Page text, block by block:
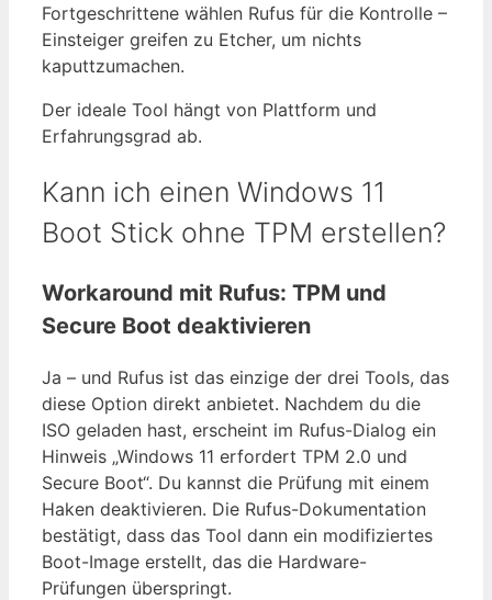
Fortgeschrittene wählen Rufus für die Kontrolle –
Einsteiger greifen zu Etcher, um nichts
kaputtzumachen.
Der ideale Tool hängt von Plattform und
Erfahrungsgrad ab.
Kann ich einen Windows 11
Boot Stick ohne TPM erstellen?
Workaround mit Rufus: TPM und
Secure Boot deaktivieren
Ja – und Rufus ist das einzige der drei Tools, das
diese Option direkt anbietet. Nachdem du die
ISO geladen hast, erscheint im Rufus-Dialog ein
Hinweis „Windows 11 erfordert TPM 2.0 und
Secure Boot“. Du kannst die Prüfung mit einem
Haken deaktivieren. Die Rufus-Dokumentation
bestätigt, dass das Tool dann ein modifiziertes
Boot-Image erstellt, das die Hardware-
Prüfungen überspringt.